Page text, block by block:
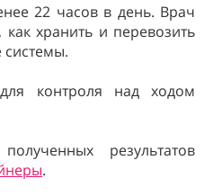
22 часов в день. Врач
как хранить и перевозить
системы.
контроля над ходом
результатов
.